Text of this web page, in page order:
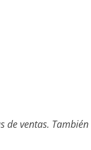
ventas.